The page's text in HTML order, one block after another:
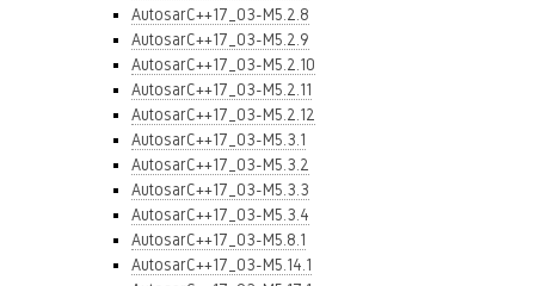
AutosarC++17_03-M5.2.8
AutosarC++17_03-M5.2.9
AutosarC++17_03-M5.2.10
AutosarC++17_03-M5.2.11
AutosarC++17_03-M5.2.12
AutosarC++17_03-M5.3.1
AutosarC++17_03-M5.3.2
AutosarC++17_03-M5.3.3
AutosarC++17_03-M5.3.4
AutosarC++17_03-M5.8.1
AutosarC++17_03-M5.14.1